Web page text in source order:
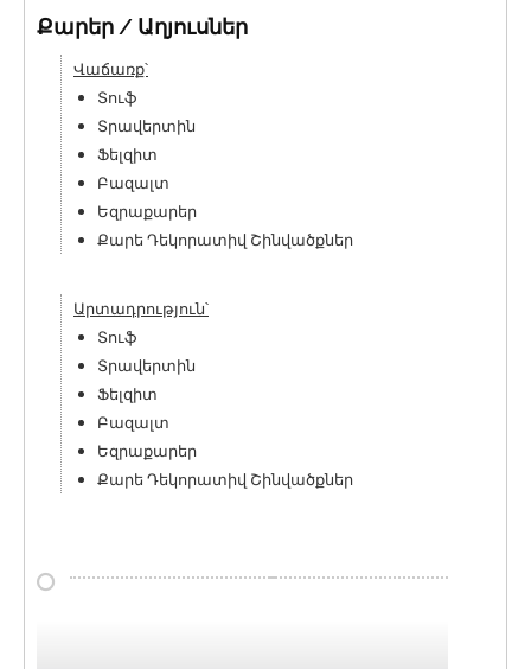
Քարեր / Աղյուսներ
Վաճառք՝
Տուֆ
Տրավերտին
Ֆելզիտ
Բազալտ
Եզրաքարեր
Քարե Դեկորատիվ Շինվածքներ
Արտադրություն՝
Տուֆ
Տրավերտին
Ֆելզիտ
Բազալտ
Եզրաքարեր
Քարե Դեկորատիվ Շինվածքներ